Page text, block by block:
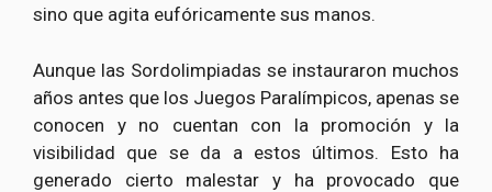
sino que agita eufóricamente sus manos.
Aunque las Sordolimpiadas se instauraron muchos
años antes que los Juegos Paralímpicos, apenas se
conocen y no cuentan con la promoción y la
visibilidad que se da a estos últimos. Esto ha
generado cierto malestar y ha provocado que